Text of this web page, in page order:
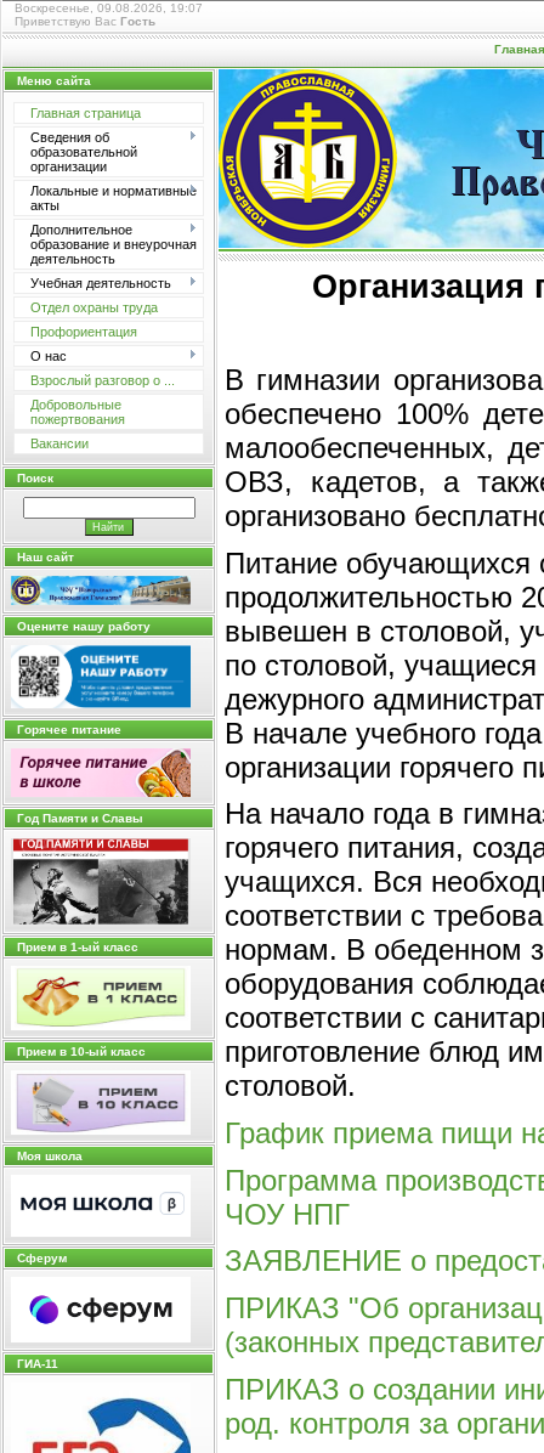
Воскресенье, 09.08.2026, 19:07
Приветствую Вас Гость
Меню сайта
Главная страница
Сведения об
образовательной
организации
Локальные и нормативные
акты
Дополнительное
образование и внеурочная
деятельность
Учебная деятельность
Отдел охраны труда
Профориентация
О нас
Взрослый разговор о ...
Добровольные
пожертвования
Вакансии
Поиск
Наш сайт
Оцените нашу работу
Горячее питание
Год Памяти и Cлавы
Прием в 1-ый класс
Прием в 10-ый класс
Моя школа
Сферум
ГИА-11
Организация
В гимназии
обеспечено 100%
малообеспеченных,
ОВЗ, кадетов, а
организовано
Питание обучающихся
продолжительностью
вывешен в столовой,
по столовой, учащиеся
дежурного
В начале учебного
организации горячего
На начало года в
горячего питания,
учащихся. Вся
соответствии с
нормам. В обеденном
оборудования
соответствии с
приготовление блюд
столовой.
График приема пищи
Программа
ЧОУ НПГ
ЗАЯВЛЕНИЕ о
ПРИКАЗ "Об
(законных
ПРИКАЗ о создании
род. контроля за